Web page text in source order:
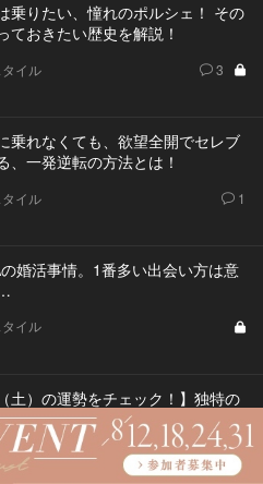
乗りたい、憧れのポルシェ！ その
ておきたい歴史を解説！
イル 3
乗れなくても、欲望全開でセレブ
、一発逆転の方法とは！
イル 1
婚活事情。1番多い出会い方は意
イル
土）の運勢をチェック！】独特の
ある人を目指すべし！
タイル